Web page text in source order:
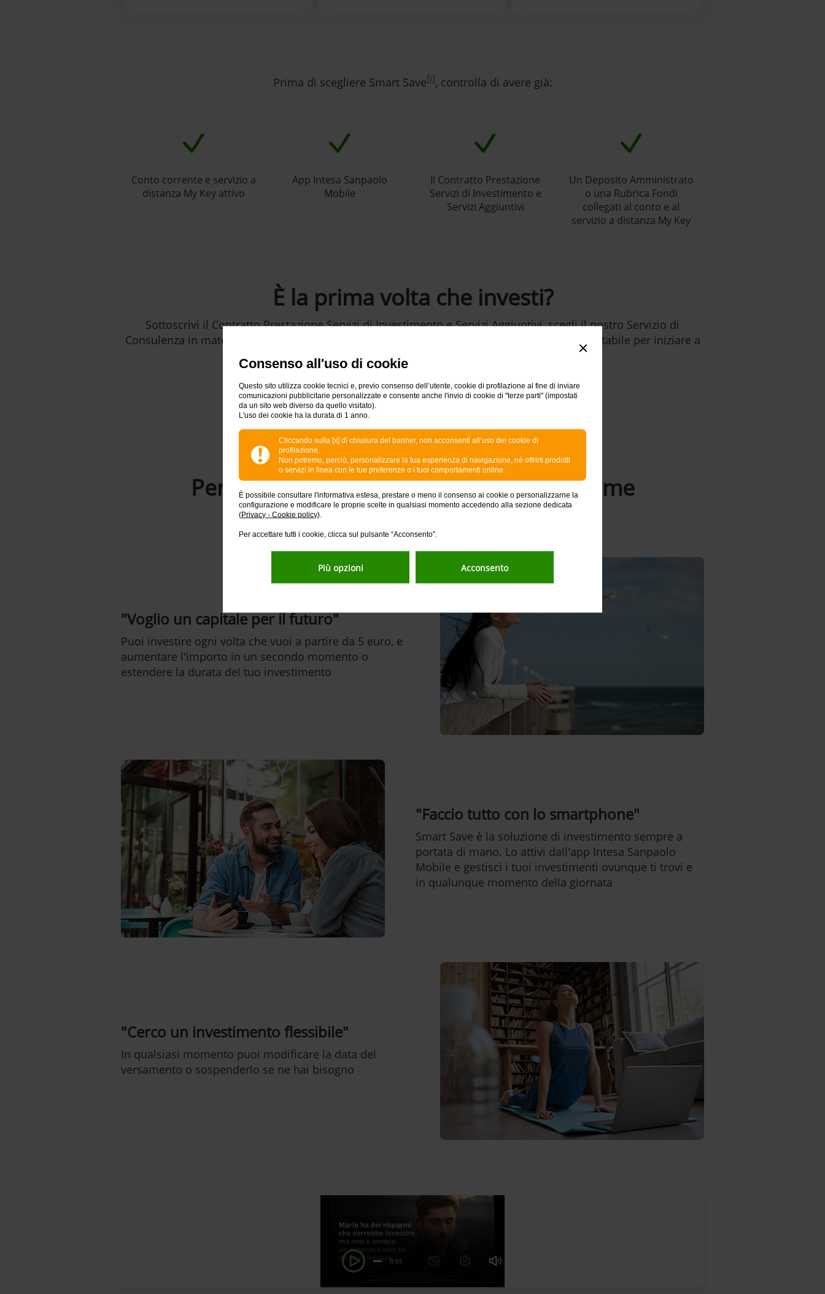
Consenso all'uso di cookie
Questo sito utilizza cookie tecnici e, previo consenso dell’utente, cookie di profilazione al fine di inviare
comunicazioni pubblicitarie personalizzate e consente anche l'invio di cookie di "terze parti" (impostati
da un sito web diverso da quello visitato).
L'uso dei cookie ha la durata di 1 anno.
Cliccando sulla [x] di chiusura del banner, non acconsenti all’uso dei cookie di
profilazione.
Non potremo, perciò, personalizzare la tua esperienza di navigazione, né offrirti prodotti
o servizi in linea con le tue preferenze o i tuoi comportamenti online.
È possibile consultare l'informativa estesa, prestare o meno il consenso ai cookie o personalizzarne la
configurazione e modificare le proprie scelte in qualsiasi momento accedendo alla sezione dedicata
(Privacy - Cookie policy).
Per accettare tutti i cookie, clicca sul pulsante “Acconsento”.
Più opzioni Acconsento
Prima di scegliere Smart Save[i], controlla di avere già:
Conto corrente e servizio a
distanza My Key attivo
App Intesa Sanpaolo
Mobile
Il Contratto Prestazione
Servizi di Investimento e
Servizi Aggiuntivi
Un Deposito Amministrato
o una Rubrica Fondi
collegati al conto e al
servizio a distanza My Key
È la prima volta che investi?
Sottoscrivi il Contratto Prestazione Servizi di Investimento e Servizi Aggiuntivi, scegli il nostro Servizio di
Consulenza in materia di investimenti e apri un Deposito Amministrato o una Posizione Contabile per iniziare a
investire con Intesa Sanpaolo.
SCOPRI COME
Perché scegliere di investire piccole somme
con Smart Save
"Voglio un capitale per il futuro"
Puoi investire ogni volta che vuoi a partire da 5 euro, e
aumentare l'importo in un secondo momento o
estendere la durata del tuo investimento
"Faccio tutto con lo smartphone"
Smart Save è la soluzione di investimento sempre a
portata di mano. Lo attivi dall'app Intesa Sanpaolo
Mobile e gestisci i tuoi investimenti ovunque ti trovi e
in qualunque momento della giornata
"Cerco un investimento flessibile"
In qualsiasi momento puoi modificare la data del
versamento o sospenderlo se ne hai bisogno